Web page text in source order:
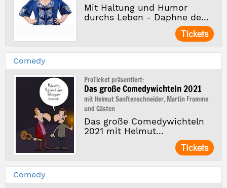
Mit Haltung und Humor
durchs Leben - Daphne de...
Tickets
Comedy
ProTicket präsentiert:
Das große Comedywichteln 2021
mit Helmut Sanftenschneider, Martin Fromme
und Gästen
Das große Comedywichteln
2021 mit Helmut...
Tickets
Comedy